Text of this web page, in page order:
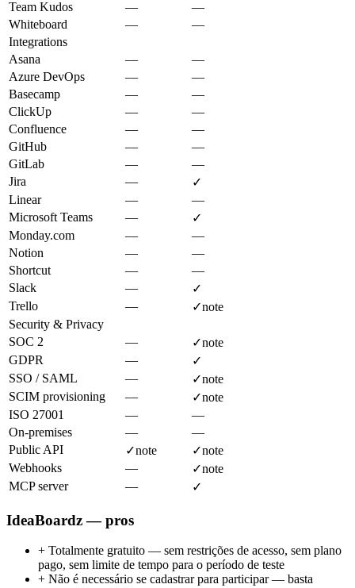
Team Kudos —
—
Whiteboard
—
—
Integrations
Asana
—
—
Azure DevOps
—
—
Basecamp
—
—
ClickUp
—
—
Confluence
—
—
GitHub
—
—
GitLab
—
—
Jira
—
✓
Linear
—
—
Microsoft Teams
—
✓
Monday.com
—
—
Notion
—
—
Shortcut
—
—
Slack
—
✓
Trello
— ✓note
Security & Privacy
SOC 2
— ✓note
GDPR
—
✓
SSO / SAML
— ✓note
SCIM provisioning
— ✓note
ISO 27001
—
—
On-premises
—
—
Public API
✓note ✓note
Webhooks
— ✓note
MCP server
— ✓
IdeaBoardz — pros
+ Totalmente gratuito — sem restrições de acesso, sem plano
pago, sem limite de tempo para o período de teste
+ Não é necessário se cadastrar para participar — basta